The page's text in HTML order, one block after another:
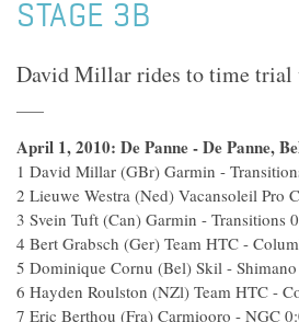
STAGE 3B
David Millar rides to time trial
April 1, 2010: De Panne - De Panne,
1 David Millar (GBr) Garmin -
2 Lieuwe Westra (Ned) Vacansoleil Pro
3 Svein Tuft (Can) Garmin - Transitions
4 Bert Grabsch (Ger) Team HTC -
5 Dominique Cornu (Bel) Skil -
6 Hayden Roulston (NZl) Team HTC -
7 Eric Berthou (Fra) Carmiooro - NGC